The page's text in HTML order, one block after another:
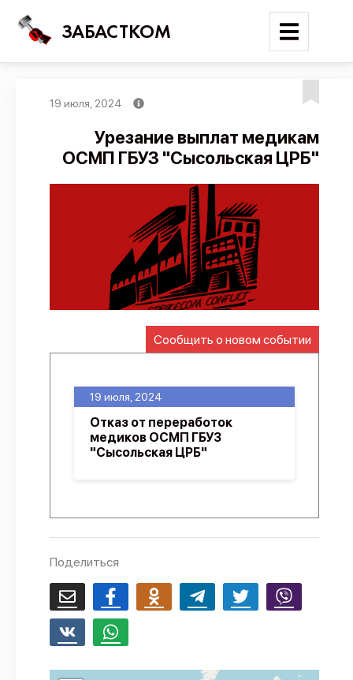
ЗАБАСТКОМ
Поиск
Новости
Карта событий
Трудовые конфликты
Отчеты
Предложить публикацию
API
Политика конфиденциальности
19 июля, 2024
Урезание выплат медикам
ОСМП ГБУЗ "Сысольская ЦРБ"
Сообщить о новом событии
19 июля, 2024
Отказ от переработок
медиков ОСМП ГБУЗ
"Сысольская ЦРБ"
Поделиться